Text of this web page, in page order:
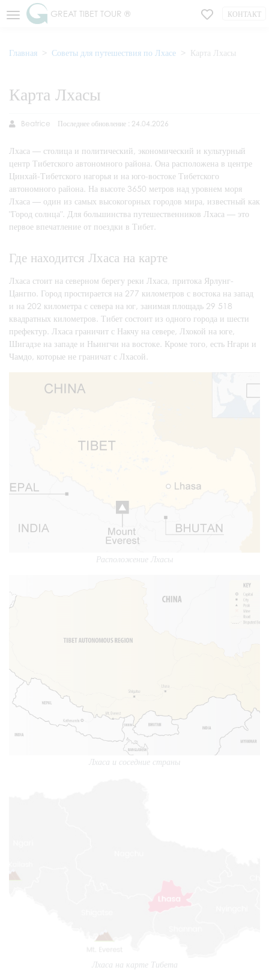
GREAT TIBET TOUR ® КОНТАКТ
Главная Советы для путешествия по Лхасе Карта Лхасы
Карта Лхасы
Beatrice Последнее обновление : 24.04.2026
Лхаса — столица и политический, экономический и культурный
центр Тибетского автономного района. Она расположена в центре
Цинхай-Тибетского нагорья и на юго-востоке Тибетского
автономного района. На высоте 3650 метров над уровнем моря
Лхаса — один из самых высокогорных городов мира, известный как
"Город солнца". Для большинства путешественников Лхаса — это
первое впечатление от поездки в Тибет.
Где находится Лхаса на карте
Лхаса стоит на северном берегу реки Лхаса, притока Ярлунг-
Цангпо. Город простирается на 277 километров с востока на запад
и на 202 километра с севера на юг, занимая площадь 29 518
квадратных километров. Тибет состоит из одного города и шести
префектур. Лхаса граничит с Накчу на севере, Лхокой на юге,
Шигадзе на западе и Ньингчи на востоке. Кроме того, есть Нгари и
Чамдо, которые не граничат с Лхасой.
Расположение Лхасы
Лхаса и соседние страны
Лхаса на карте Тибета